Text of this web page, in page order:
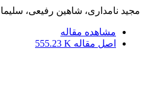
مجید نامداری، شاهین رفیعی،
مشاهده مقاله
اصل مقاله 555.23 K